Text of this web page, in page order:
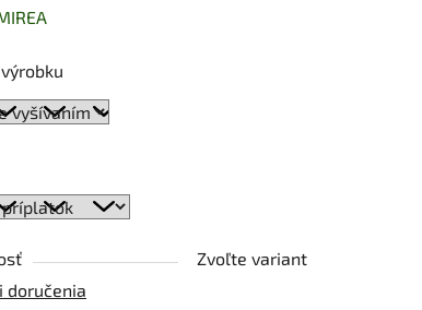
Zvoľte variant
doručenia